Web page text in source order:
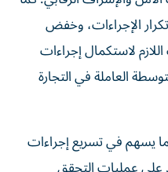
الإجراءات، وخفض
لاستكمال إجراءات
العاملة في التجارة
يسهم في تسريع إجراءات